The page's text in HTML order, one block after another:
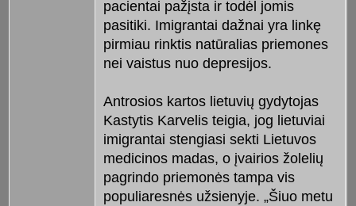
pacientai pažįsta ir todėl jomis
pasitiki. Imigrantai dažnai yra linkę
pirmiau rinktis natūralias priemones
nei vaistus nuo depresijos.
Antrosios kartos lietuvių gydytojas
Kastytis Karvelis teigia, jog lietuviai
imigrantai stengiasi sekti Lietuvos
medicinos madas, o įvairios žolelių
pagrindo priemonės tampa vis
populiaresnės užsienyje. „Šiuo metu